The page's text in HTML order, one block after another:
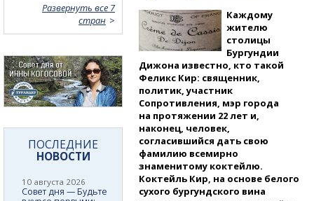
Каждому
жителю
столицы
Бургундии
Дижона известно, кто такой
Феликс Кир: священник,
политик, участник
Сопротивления, мэр города
на протяжении 22 лет и,
наконец, человек,
согласившийся дать свою
фамилию всемирно
знаменитому коктейлю.
Коктейль Кир, на основе белого
сухого бургундского вина
Развернуть все 7
стран
ПОСЛЕДНИЕ
НОВОСТИ
10 августа 2026
Совет дня — Будьте